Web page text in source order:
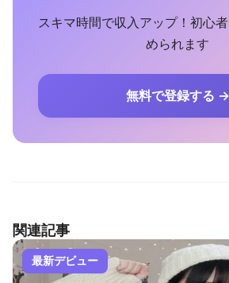
スキマ時間で収入アップ！初心
められます
無料で登録する →
関連記事
最新デビュー